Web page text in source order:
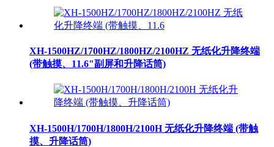
XH-1500HZ/1700HZ/1800HZ/2100HZ 无纸化升降终端
(带触摸、11.6"副屏和升降话筒)
XH-1500H/1700H/1800H/2100H 无纸化升降终端 (带触
摸、升降话筒)